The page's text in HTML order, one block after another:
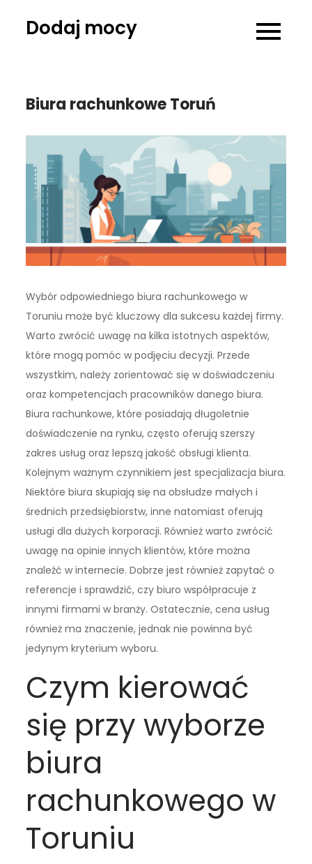
Dodaj mocy
Biura rachunkowe Toruń
Wybór odpowiedniego biura rachunkowego w
Toruniu może być kluczowy dla sukcesu każdej firmy.
Warto zwrócić uwagę na kilka istotnych aspektów,
które mogą pomóc w podjęciu decyzji. Przede
wszystkim, należy zorientować się w doświadczeniu
oraz kompetencjach pracowników danego biura.
Biura rachunkowe, które posiadają długoletnie
doświadczenie na rynku, często oferują szerszy
zakres usług oraz lepszą jakość obsługi klienta.
Kolejnym ważnym czynnikiem jest specjalizacja biura.
Niektóre biura skupiają się na obsłudze małych i
średnich przedsiębiorstw, inne natomiast oferują
usługi dla dużych korporacji. Również warto zwrócić
uwagę na opinie innych klientów, które można
znaleźć w internecie. Dobrze jest również zapytać o
referencje i sprawdzić, czy biuro współpracuje z
innymi firmami w branży. Ostatecznie, cena usług
również ma znaczenie, jednak nie powinna być
jedynym kryterium wyboru.
Czym kierować
się przy wyborze
biura
rachunkowego w
Toruniu